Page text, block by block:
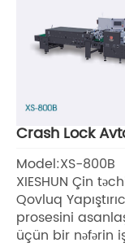
Crash Lock
Model:XS-800B
XIESHUN Çin
Qovluq
prosesini
üçün bir nəfərin